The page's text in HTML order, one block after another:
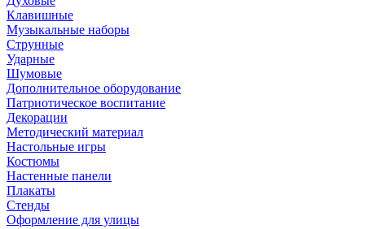
Клавишные
Музыкальные наборы
Струнные
Ударные
Шумовые
Дополнительное оборудование
Патриотическое воспитание
Декорации
Методический материал
Настольные игры
Костюмы
Настенные панели
Плакаты
Стенды
Оформление для улицы